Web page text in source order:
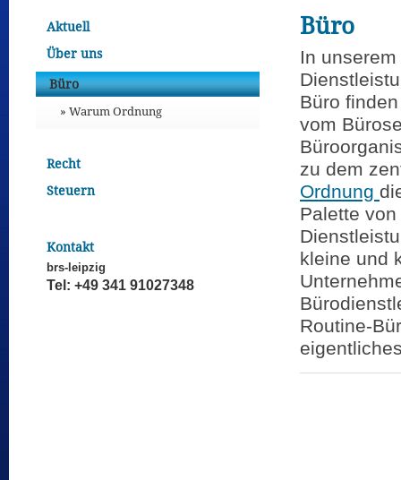
Büro
In unserem
Büro
vom
zu dem
Ordnung
Palette
kleine und
Routine-
Aktuell
Über uns
Büro
Warum Ordnung
Recht
Steuern
Kontakt
brs-leipzig
Tel: +49 341 91027348